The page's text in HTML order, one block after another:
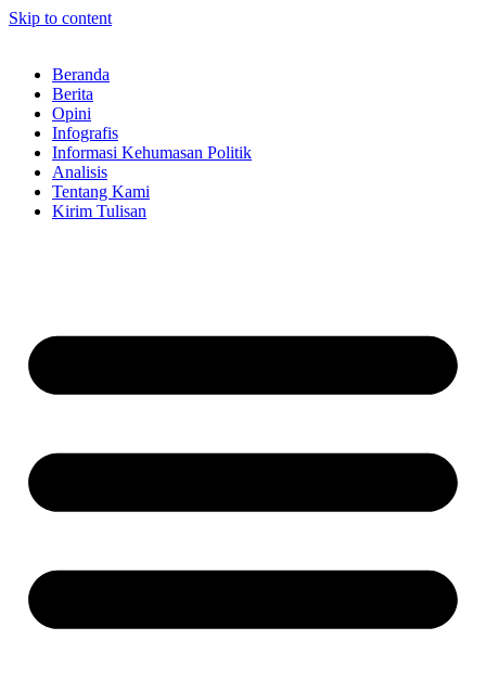
Skip to content
Beranda
Berita
Opini
Infografis
Informasi Kehumasan Politik
Analisis
Tentang Kami
Kirim Tulisan